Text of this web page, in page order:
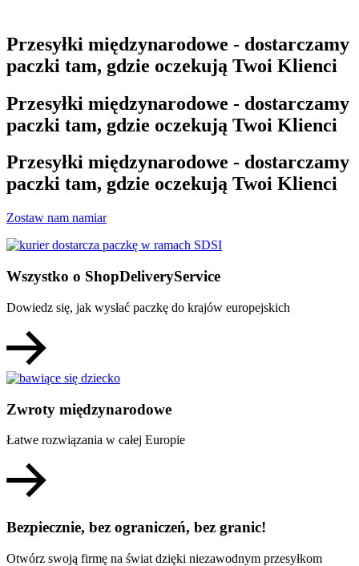
Przesyłki międzynarodowe - dostarczamy
paczki tam, gdzie oczekują Twoi Klienci
Przesyłki międzynarodowe - dostarczamy
paczki tam, gdzie oczekują Twoi Klienci
Przesyłki międzynarodowe - dostarczamy
paczki tam, gdzie oczekują Twoi Klienci
Zostaw nam namiar
Wszystko o ShopDeliveryService
Dowiedz się, jak wysłać paczkę do krajów europejskich
Zwroty międzynarodowe
Łatwe rozwiązania w całej Europie
Bezpiecznie, bez ograniczeń, bez granic!
Otwórz swoją firmę na świat dzięki niezawodnym przesyłkom